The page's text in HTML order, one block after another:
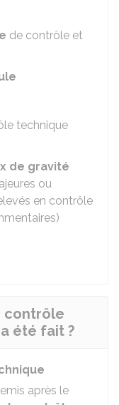
de contrôle et
technique
de gravité
ou
en contrôle
contrôle
été fait ?
après le